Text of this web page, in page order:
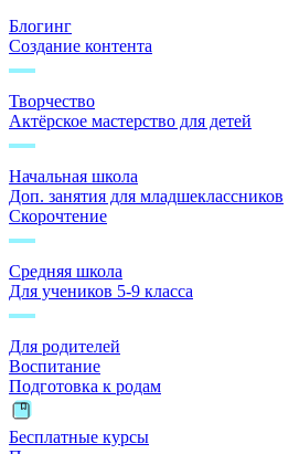
Блогинг
Создание контента
Творчество
Актёрское мастерство для детей
Начальная школа
Доп. занятия для младшеклассников
Скорочтение
Средняя школа
Для учеников 5-9 класса
Для родителей
Воспитание
Подготовка к родам
Бесплатные курсы